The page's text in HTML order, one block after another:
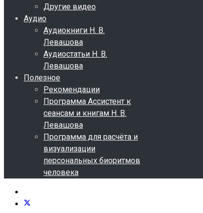
Другие видео
Аудио
Аудиокниги Н. В.
Левашова
Аудиостатьи Н. В.
Левашова
Полезное
Рекомендации
Программа Ассистент к
сеансам и книгам Н. В.
Левашова
Программа для расчёта и
визуализации
персональных биоритмов
человека